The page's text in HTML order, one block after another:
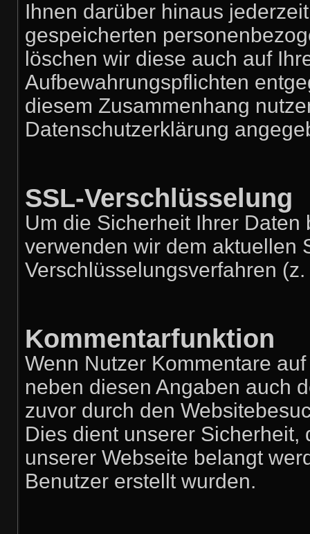
Ihnen darüber hinaus
gespeicherten
löschen wir diese auch auf
Aufbewahrungspflichten
diesem Zusammenhang
Datenschutzerklärung
SSL-Verschlüsselung
Um die Sicherheit Ihrer
verwenden wir dem aktuellen
Verschlüsselungsverfahren
Kommentarfunktion
Wenn Nutzer Kommentare
neben diesen Angaben auch
zuvor durch den
Dies dient unserer
unserer Webseite belangt
Benutzer erstellt wurden.